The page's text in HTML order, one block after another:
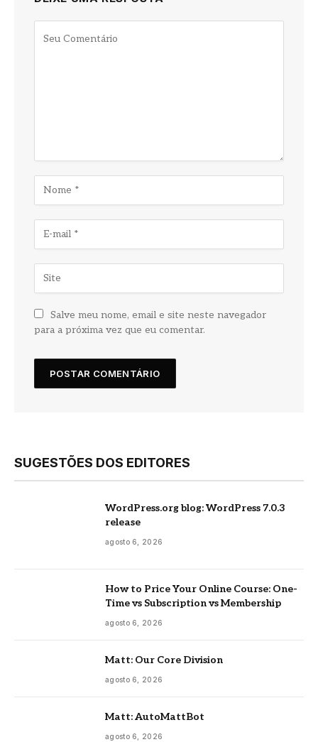
Salve meu nome, email e site neste navegador
para a próxima vez que eu comentar.
SUGESTÕES DOS EDITORES
WordPress.org blog: WordPress 7.0.3
release
agosto 6, 2026
How to Price Your Online Course: One-
Time vs Subscription vs Membership
agosto 6, 2026
Matt: Our Core Division
agosto 6, 2026
Matt: AutoMattBot
agosto 6, 2026